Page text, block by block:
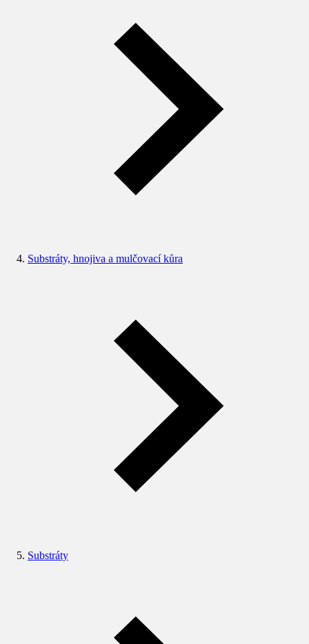
Substráty, hnojiva a mulčovací kůra
Substráty